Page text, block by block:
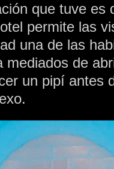
que tuve es
permite las
una de las
mediados de
un pipí antes